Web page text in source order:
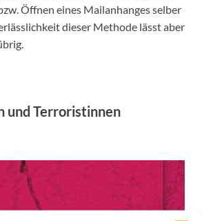
Öffnen eines Mailanhanges selber
dieser Methode lässt aber
und Terroristinnen